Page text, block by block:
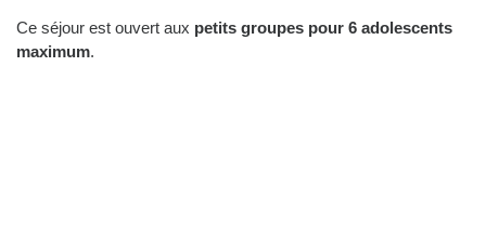
Ce séjour est ouvert aux petits groupes pour 6 adolescents
maximum.